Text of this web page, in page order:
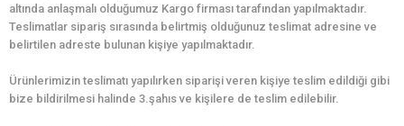
altında anlaşmalı olduğumuz Kargo firması tarafından yapılmaktadır.
Teslimatlar sipariş sırasında belirtmiş olduğunuz teslimat adresine ve
belirtilen adreste bulunan kişiye yapılmaktadır.
Ürünlerimizin teslimatı yapılırken siparişi veren kişiye teslim edildiği gibi
bize bildirilmesi halinde 3.şahıs ve kişilere de teslim edilebilir.